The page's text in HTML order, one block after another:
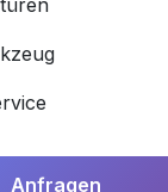
Anfragen